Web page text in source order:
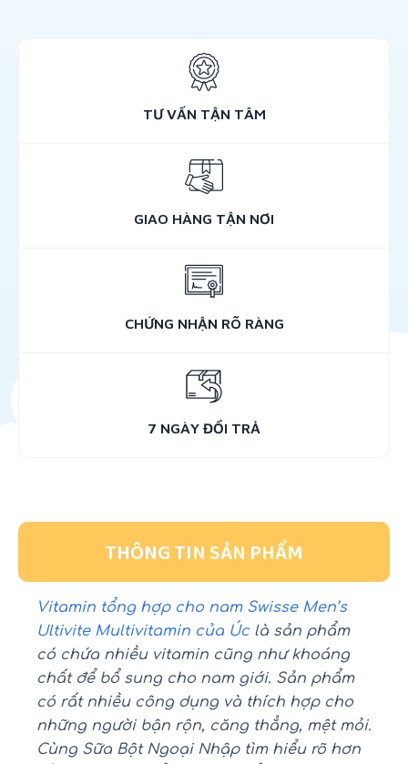
TƯ VẤN TẬN TÂM
GIAO HÀNG TẬN NƠI
CHỨNG NHẬN RÕ RÀNG
7 NGÀY ĐỔI TRẢ
THÔNG TIN SẢN PHẨM
Vitamin tổng hợp cho nam Swisse Men’s
Ultivite Multivitamin của Úclà sản phẩm
có chứa nhiều vitamin cũng như khoáng
chất để bổ sung cho nam giới. Sản phẩm
có rất nhiều công dụng và thích hợp cho
những người bận rộn, căng thẳng, mệt mỏi.
Cùng Sữa Bột Ngoại Nhập tìm hiểu rõ hơn